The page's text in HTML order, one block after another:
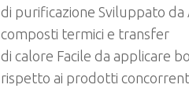
di purificazione Sviluppato da
composti termici e transfer
di calore Facile da applicare
rispetto ai prodotti